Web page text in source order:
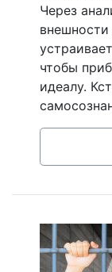
Через
чтобы
идеалу.